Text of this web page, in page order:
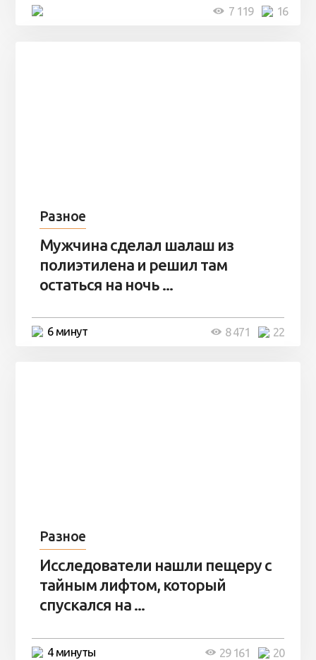
16
7 119
Разное
Мужчина сделал шалаш из
полиэтилена и решил там
остаться на ночь ...
6 минут 22
8 471
Разное
Исследователи нашли пещеру с
тайным лифтом, который
спускался на ...
4 минуты 20
29 161